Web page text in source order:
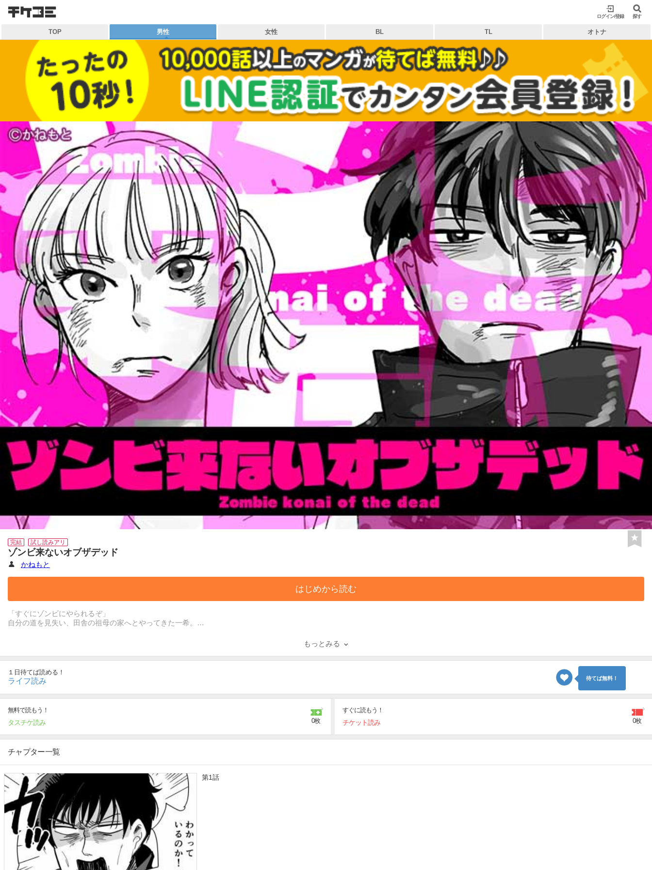
ログイン/登録 探す
TOP 男性 女性 BL TL オトナ
完結 試し読みアリ
ゾンビ来ないオブザデッド
かねもと
はじめから読む
「すぐにゾンビにやられるぞ」
自分の道を見失い、田舎の祖母の家へとやってきた一希。
明らかに妄想。誰もがそう思っている。けれど七生の考えや生活が、一希に影響を与えていく。もっとみる
１日待てば読める！
ライフ読み 待てば無料！
無料で読もう！
タスチケ読み 0枚
すぐに読もう！
チケット読み 0枚
チャプター一覧
第1話
検索
閉じる
キーワードから探す
各一覧から探す
ジャンル タグ
作品
雑誌 出版社
マイ本棚から探す
最近読んだ作品 お気に入り